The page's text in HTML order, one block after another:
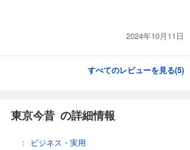
2024年10月11日
すべてのレビューを見る(5)
東京今昔 の詳細情報
ビジネス・実用